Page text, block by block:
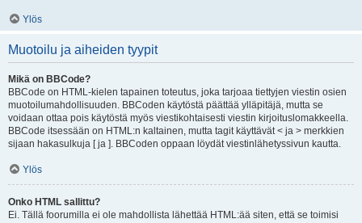
Ylös
Muotoilu ja aiheiden tyypit
Mikä on BBCode?
BBCode on HTML-kielen tapainen toteutus, joka tarjoaa tiettyjen viestin osien
muotoilumahdollisuuden. BBCoden käytöstä päättää ylläpitäjä, mutta se
voidaan ottaa pois käytöstä myös viestikohtaisesti viestin kirjoituslomakkeella.
BBCode itsessään on HTML:n kaltainen, mutta tagit käyttävät < ja > merkkien
sijaan hakasulkuja [ ja ]. BBCoden oppaan löydät viestinlähetyssivun kautta.
Ylös
Onko HTML sallittu?
Ei. Tällä foorumilla ei ole mahdollista lähettää HTML:ää siten, että se toimisi